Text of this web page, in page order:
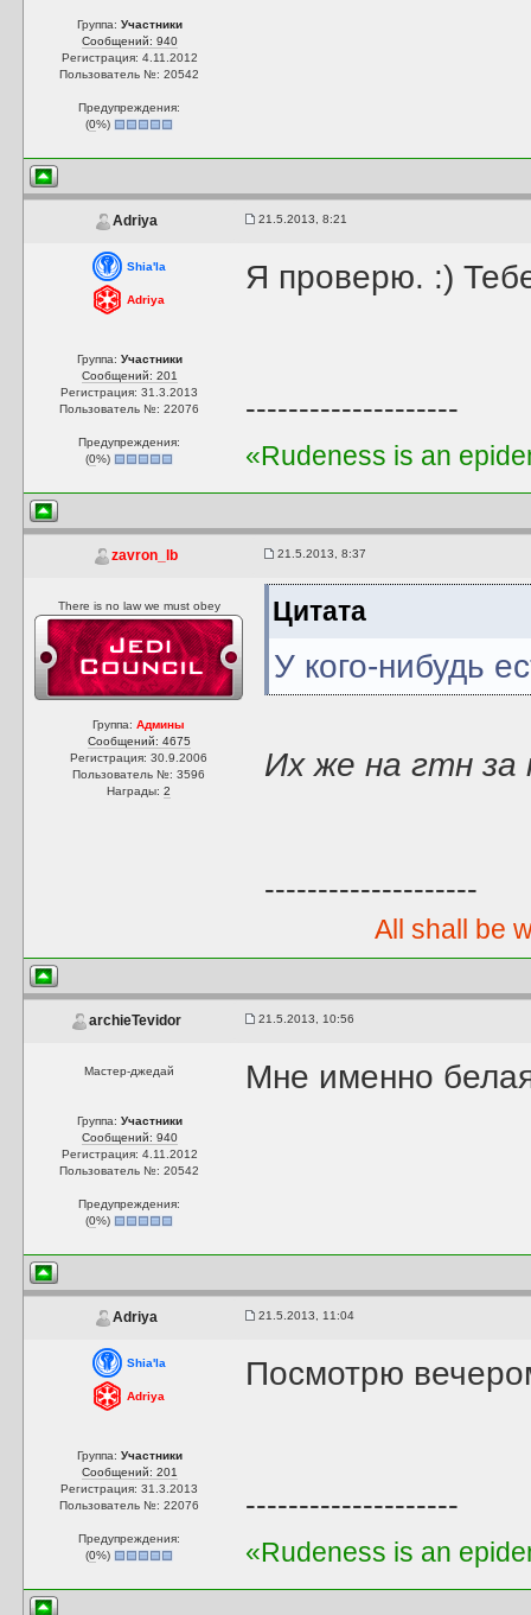
Группа: Участники
Сообщений: 940
Регистрация: 4.11.2012
Пользователь №: 20542
Предупреждения:
(0%)
Adriya 21.5.2013, 8:21
Shia'la
Adriya
Группа: Участники
Сообщений: 201
Регистрация: 31.3.2013
Пользователь №: 22076
Предупреждения:
(0%)
Я проверю. :)
--------------------
«Rudeness is an
zavron_lb 21.5.2013, 8:37
There is no law we must obey
Группа:Админы
Сообщений: 4675
Регистрация: 30.9.2006
Пользователь №: 3596
Награды:2
Цитата
У кого-нибудь
Их же на гтн за
--------------------
All shall be
archieTevidor 21.5.2013, 10:56
Мастер-джедай
Группа: Участники
Сообщений: 940
Регистрация: 4.11.2012
Пользователь №: 20542
Предупреждения:
(0%)
Мне именно
Adriya 21.5.2013, 11:04
Shia'la
Adriya
Группа: Участники
Сообщений: 201
Регистрация: 31.3.2013
Пользователь №: 22076
Предупреждения:
(0%)
Посмотрю
--------------------
«Rudeness is an